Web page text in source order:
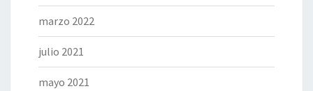
marzo 2022
julio 2021
mayo 2021